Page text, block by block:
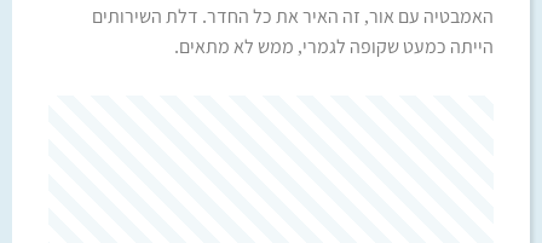
האמבטיה עם אור, זה האיר את כל החדר. דלת השירותים
הייתה כמעט שקופה לגמרי, ממש לא מתאים.